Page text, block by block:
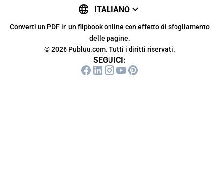
ITALIANO
Converti un PDF in un flipbook online con effetto di sfogliamento
delle pagine.
© 2026 Publuu.com. Tutti i diritti riservati.
SEGUICI: